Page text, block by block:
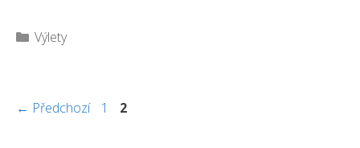
Rubriky
Výlety
← Předchozí Stránka
1 Stránka
2